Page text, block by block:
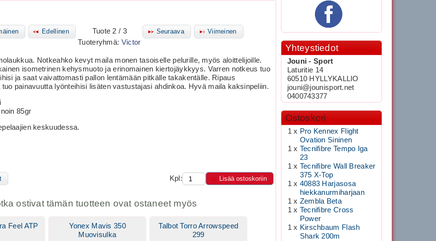
Edellinen Tuote 2 / 3 Seuraava Viimeinen
Tuoteryhmä: Victor
Notkeahko kevyt maila monen tasoiselle pelurille, myös aloittelijoille.
isometrinen kehysmuoto ja erinomainen kiertojäykkyys. Varren notkeus tuo
ja saat vaivattomasti pallon lentämään pitkälle takakentälle. Ripaus
tuo painavuutta lyönteihisi lisäten vastustajasi ahdinkoa. Hyvä maila kaksinpeliin.
85gr
keskuudessa.
Kpl: Lisää ostoskoriin
ostivat tämän tuotteen ovat ostaneet myös
Feel ATP
Yonex Mavis 350
Muovisulka
Talbot Torro Arrowspeed
299
Yhteystiedot
Jouni - Sport
Laturitie 14
60510 HYLLYKALLIO
jouni@jounisport.net
0400743377
Ostoskori
1 x Pro Kennex Flight
Ovation Sininen
1 x Tecnifibre Tempo Iga
23
1 x Tecnifibre Wall Breaker
375 X-Top
1 x 40883 Harjasosa
hiekkanurmiharjaan
1 x Zembla Beta
1 x Tecnifibre Cross
Power
1 x Kirschbaum Flash
Shark 200m